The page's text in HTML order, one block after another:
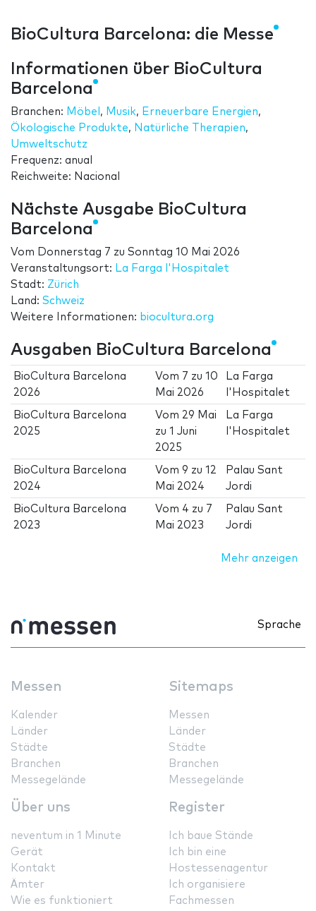
BioCultura Barcelona: die Messe
Informationen über BioCultura
Barcelona
Branchen: Möbel , Musik, Erneuerbare Energien,
Ökologische Produkte, Natürliche Therapien,
Umweltschutz
Frequenz: anual
Reichweite: Nacional
Nächste Ausgabe BioCultura
Barcelona
Vom Donnerstag 7 zu Sonntag 10 Mai 2026
Veranstaltungsort: La Farga l'Hospitalet
Stadt: Zürich
Land: Schweiz
Weitere Informationen: biocultura.org
Ausgaben BioCultura Barcelona
BioCultura Barcelona
2026
Vom 7 zu10
Mai 2026
La Farga
l'Hospitalet
BioCultura Barcelona
2025
Vom 29 Mai
zu1 Juni
2025
La Farga
l'Hospitalet
BioCultura Barcelona
2024
Vom9 zu12
Mai 2024
Palau Sant
Jordi
BioCultura Barcelona
2023
Vom 4 zu 7
Mai 2023
Palau Sant
Jordi
Mehr anzeigen
Sprache
Messen
Kalender
Länder
Städte
Branchen
Messegelände
Sitemaps
Messen
Länder
Städte
Branchen
Messegelände
Über uns
neventum in 1 Minute
Gerät
Kontakt
Ämter
Wie es funktioniert
Register
Ich baue Stände
Ich bin eine
Hostessenagentur
Ich organisiere
Fachmessen